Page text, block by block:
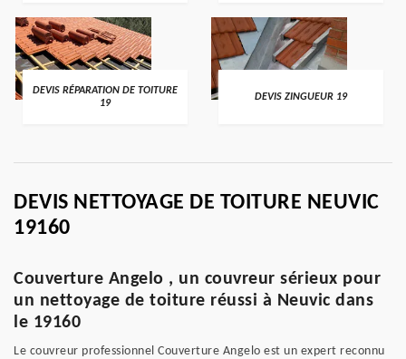
DEVIS RÉPARATION DE TOITURE
19
DEVIS ZINGUEUR 19
DEVIS NETTOYAGE DE TOITURE NEUVIC
19160
Couverture Angelo , un couvreur sérieux pour
un nettoyage de toiture réussi à Neuvic dans
le 19160
Le couvreur professionnel Couverture Angelo est un expert reconnu